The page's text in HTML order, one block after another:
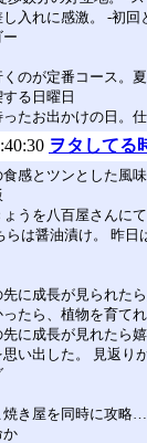
入れに感激。 -初
のが定番コース。
る日曜日
たお出かけの日。
ヲタしてる
感とツンとした風
うを八百屋さんに
らは醤油漬け。 昨
に成長が見られた
ったら、植物を育て
に成長が見れたら
い出した。 見返り
焼き屋を同時に攻略
か